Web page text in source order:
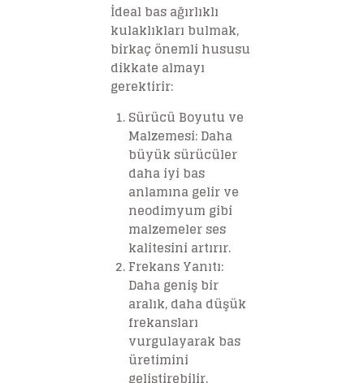
İdeal bas ağırlıklı
kulaklıkları bulmak,
birkaç önemli hususu
dikkate almayı
gerektirir:
Sürücü Boyutu ve
Malzemesi: Daha
büyük sürücüler
daha iyi bas
anlamına gelir ve
neodimyum gibi
malzemeler ses
kalitesini artırır.
Frekans Yanıtı:
Daha geniş bir
aralık, daha düşük
frekansları
vurgulayarak bas
üretimini
geliştirebilir.